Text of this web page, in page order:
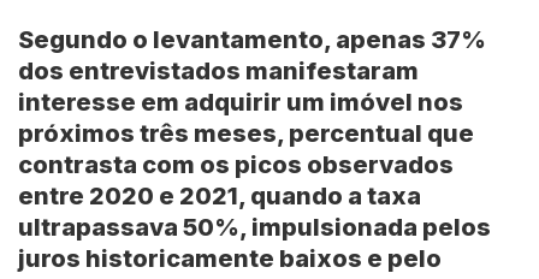
Segundo o levantamento, apenas 37%
dos entrevistados manifestaram
interesse em adquirir um imóvel nos
próximos três meses, percentual que
contrasta com os picos observados
entre 2020 e 2021, quando a taxa
ultrapassava 50%, impulsionada pelos
juros historicamente baixos e pelo